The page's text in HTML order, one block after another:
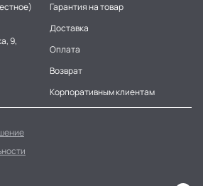
9,
Гарантия на товар
Доставка
Оплата
Возврат
Корпоративным клиентам